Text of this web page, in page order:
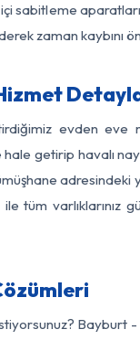
sabitleme
zaman kaybını
evden
getirip havalı
tüm varlıklarınız